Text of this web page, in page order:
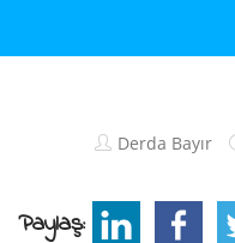
Derda Bayır
Paylaş: